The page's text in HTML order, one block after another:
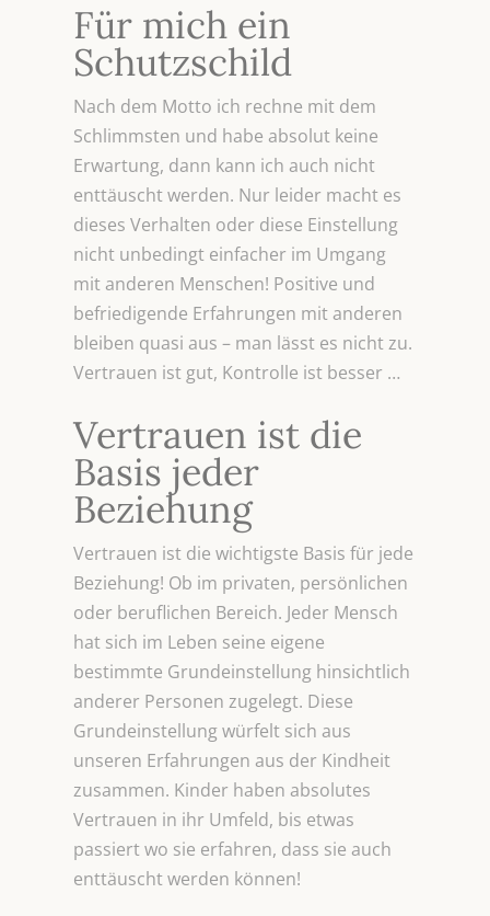
Für mich ein
Schutzschild
Nach dem Motto ich rechne mit dem
Schlimmsten und habe absolut keine
Erwartung, dann kann ich auch nicht
enttäuscht werden. Nur leider macht es
dieses Verhalten oder diese Einstellung
nicht unbedingt einfacher im Umgang
mit anderen Menschen! Positive und
befriedigende Erfahrungen mit anderen
bleiben quasi aus – man lässt es nicht zu.
Vertrauen ist gut, Kontrolle ist besser …
Vertrauen ist die
Basis jeder
Beziehung
Vertrauen ist die wichtigste Basis für jede
Beziehung! Ob im privaten, persönlichen
oder beruflichen Bereich. Jeder Mensch
hat sich im Leben seine eigene
bestimmte Grundeinstellung hinsichtlich
anderer Personen zugelegt. Diese
Grundeinstellung würfelt sich aus
unseren Erfahrungen aus der Kindheit
zusammen. Kinder haben absolutes
Vertrauen in ihr Umfeld, bis etwas
passiert wo sie erfahren, dass sie auch
enttäuscht werden können!